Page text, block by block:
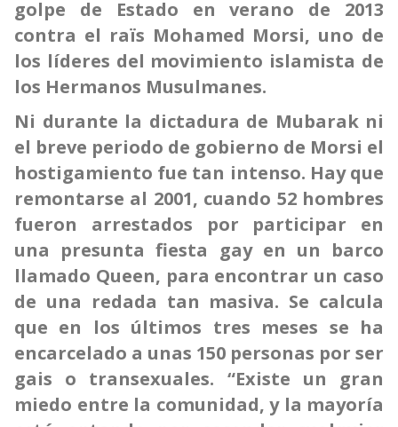
golpe de Estado en verano de 2013
contra el raïs Mohamed Morsi, uno de
los líderes del movimiento islamista de
los Hermanos Musulmanes.
Ni durante la dictadura de Mubarak ni
el breve periodo de gobierno de Morsi el
hostigamiento fue tan intenso. Hay que
remontarse al 2001, cuando 52 hombres
fueron arrestados por participar en
una presunta fiesta gay en un barco
llamado Queen, para encontrar un caso
de una redada tan masiva. Se calcula
que en los últimos tres meses se ha
encarcelado a unas 150 personas por ser
gais o transexuales. “Existe un gran
miedo entre la comunidad, y la mayoría